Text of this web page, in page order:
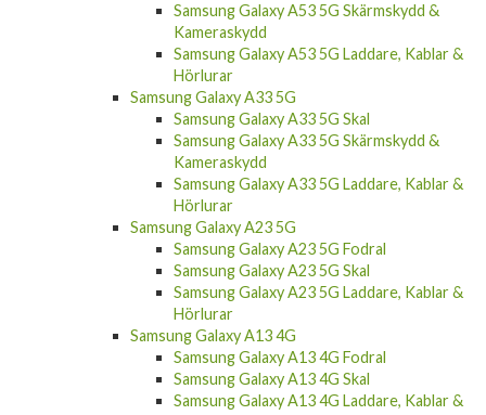
Samsung Galaxy A53 5G Skärmskydd &
Kameraskydd
Samsung Galaxy A53 5G Laddare, Kablar &
Hörlurar
Samsung Galaxy A33 5G
Samsung Galaxy A33 5G Skal
Samsung Galaxy A33 5G Skärmskydd &
Kameraskydd
Samsung Galaxy A33 5G Laddare, Kablar &
Hörlurar
Samsung Galaxy A23 5G
Samsung Galaxy A23 5G Fodral
Samsung Galaxy A23 5G Skal
Samsung Galaxy A23 5G Laddare, Kablar &
Hörlurar
Samsung Galaxy A13 4G
Samsung Galaxy A13 4G Fodral
Samsung Galaxy A13 4G Skal
Samsung Galaxy A13 4G Laddare, Kablar &